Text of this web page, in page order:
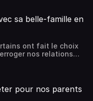
sa belle-famille en
ont fait le choix
nos relations
pour nos parents